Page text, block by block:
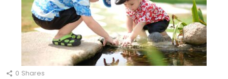
0 Shares